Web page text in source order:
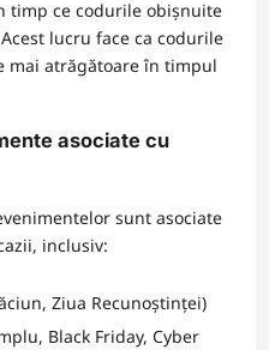
timp ce codurile obișnuite
lucru face ca codurile
mai atrăgătoare în timpul
asociate cu
sunt asociate
inclusiv:
Ziua Recunoștinței)
Black Friday, Cyber